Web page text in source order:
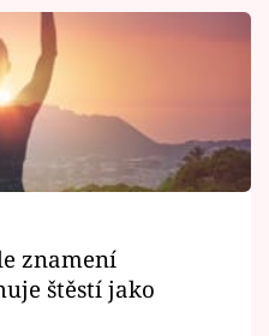
znamení
štěstí jako